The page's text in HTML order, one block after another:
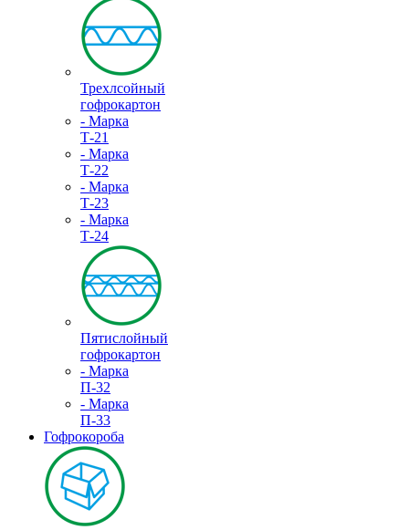
Трехлсойный
гофрокартон
- Марка
Т-21
- Марка
Т-22
- Марка
Т-23
- Марка
Т-24
Пятислойный
гофрокартон
- Марка
П-32
- Марка
П-33
Гофрокороба